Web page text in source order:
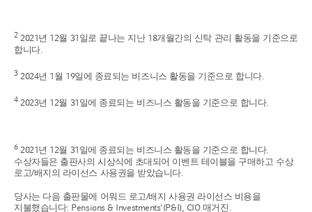
22021년 12월 31일로 끝나는 지난 18개월간의 신탁 관리 활동을 기준으로
합니다.
32024년 1월 19일에 종료되는 비즈니스 활동을 기준으로 합니다.
42023년 12월 31일에 종료되는 비즈니스 활동을 기준으로 합니다.
62021년 12월 31일에 종료되는 비즈니스 활동을 기준으로 합니다.
수상자들은 출판사의 시상식에 초대되어 이벤트 테이블을 구매하고 수상
로고/배지의 라이선스 사용권을 받았습니다.
당사는 다음 출판물에 어워드 로고/배지 사용권 라이선스 비용을
지불했습니다: Pensions & Investments'(P&I), CIO 매거진.